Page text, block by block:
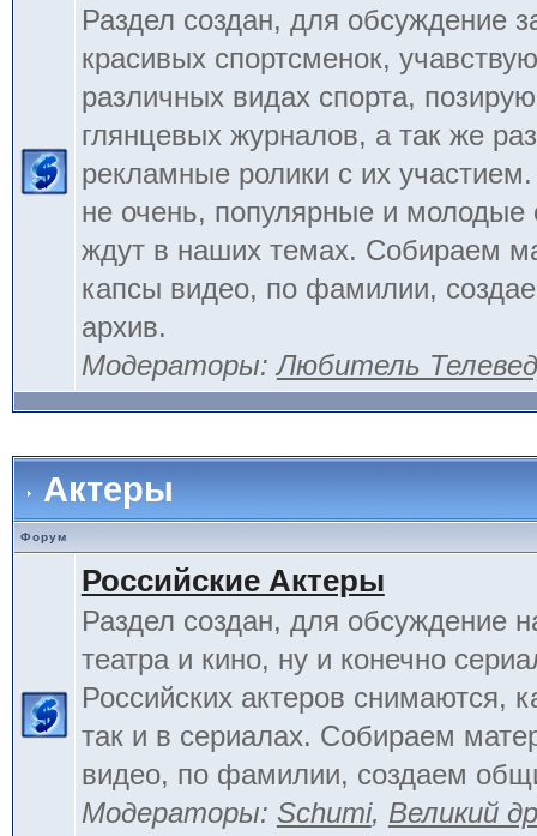
Раздел создан, для обсуждение
красивых спортсменок,
различных видах спорта,
глянцевых журналов, а так же
рекламные ролики с их
не очень, популярные и молодые
ждут в наших темах. Собираем
капсы видео, по фамилии,
архив.
Модераторы:Любитель
Актеры
Форум
Российские Актеры
Раздел создан, для обсуждение
театра и кино, ну и конечно
Российских актеров снимаются,
так и в сериалах. Собираем
видео, по фамилии, создаем
Модераторы: Schumi, Великий